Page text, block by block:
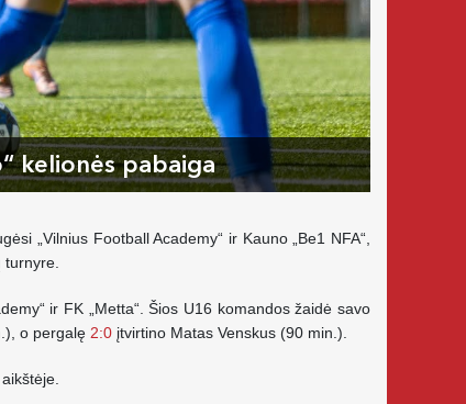
kelionės pabaiga
„Vilnius Football Academy“ ir Kauno „Be1 NFA“,
turnyre.
ir FK „Metta“. Šios U16 komandos žaidė savo
o pergalę 2:0 įtvirtino Matas Venskus (90 min.).